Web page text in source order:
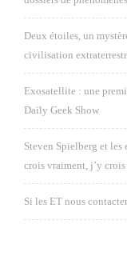
Deux étoiles, un
civilisation
Exosatellite : une
Daily Geek Show
Steven Spielberg et les
crois vraiment, j’y
Si les ET nous